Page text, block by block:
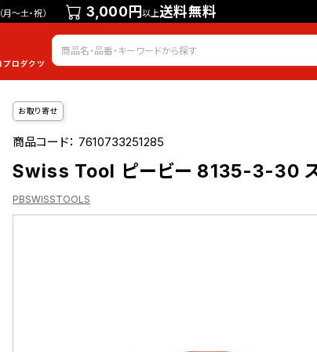
（月～土・祝） 3,000円以上送料無料
会員登録 ログイン お気に入り
お取り寄せ
商品コード： 7610733251285
Swiss Tool ピービー 8135-3-30 ス
PBSWISSTOOLS